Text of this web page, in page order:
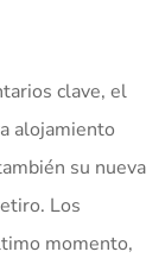
clave, el
alojamiento
su nueva
Los
momento,